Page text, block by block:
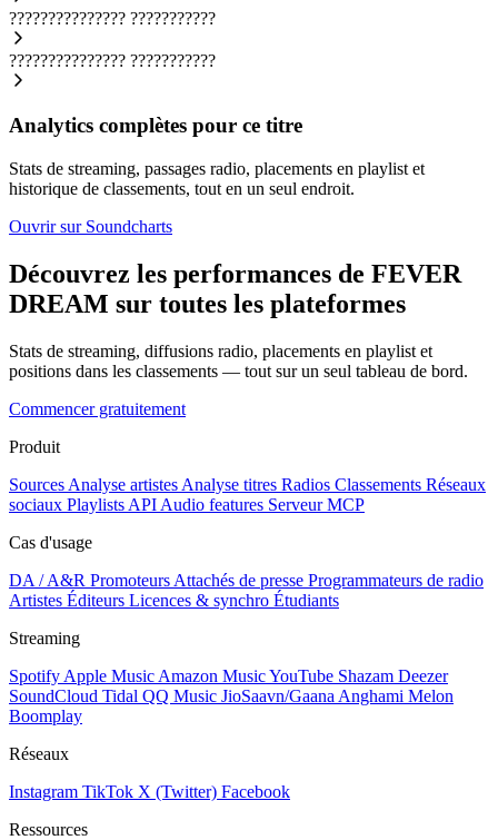
??????????????? ???????????
??????????????? ???????????
Analytics complètes pour ce titre
Stats de streaming, passages radio, placements en playlist et
historique de classements, tout en un seul endroit.
Ouvrir sur Soundcharts
Découvrez les performances de FEVER
DREAM sur toutes les plateformes
Stats de streaming, diffusions radio, placements en playlist et
positions dans les classements — tout sur un seul tableau de bord.
Commencer gratuitement
Produit
Sources Analyse artistes Analyse titres Radios Classements Réseaux
sociaux Playlists API Audio features Serveur MCP
Cas d'usage
DA / A&R Promoteurs Attachés de presse Programmateurs de radio
Artistes Éditeurs Licences & synchro Étudiants
Streaming
Spotify Apple Music Amazon MusicYouTube Shazam Deezer
SoundCloud Tidal QQ Music JioSaavn/Gaana Anghami Melon
Boomplay
Réseaux
Instagram TikTok X (Twitter) Facebook
Ressources